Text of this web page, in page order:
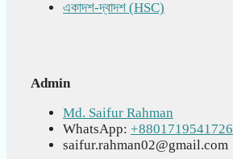
একাদশ-দ্বাদশ (HSC)
Admin
Md. Saifur Rahman
WhatsApp: +8801719541726
saifur.rahman02@gmail.com